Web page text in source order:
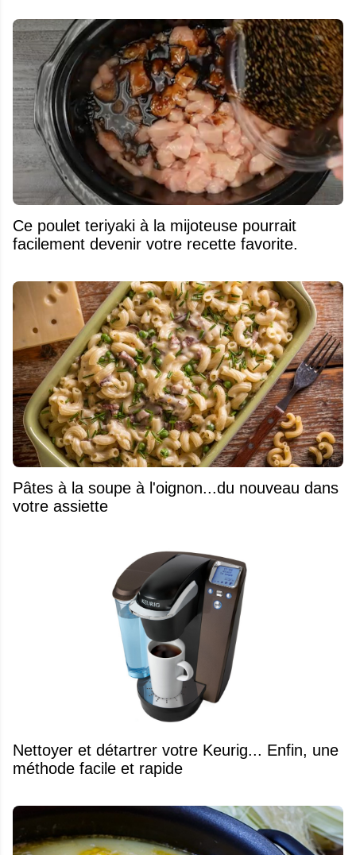
Ce poulet teriyaki à la mijoteuse pourrait
facilement devenir votre recette favorite.
Pâtes à la soupe à l'oignon...du nouveau dans
votre assiette
Nettoyer et détartrer votre Keurig... Enfin, une
méthode facile et rapide